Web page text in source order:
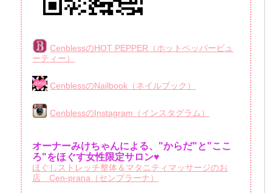
CenblessのHOT PEPPER（ホットペッパービュ
ーティー）
CenblessのNailbook（ネイルブック）
CenblessのInstagram（インスタグラム）
オーナーみけちゃんによる、"からだ"と"ここ
ろ"をほぐす女性限定サロン♥
ほぐしストレッチ整体＆マタニティマッサージのお
店 Cen-prana（センプラーナ）